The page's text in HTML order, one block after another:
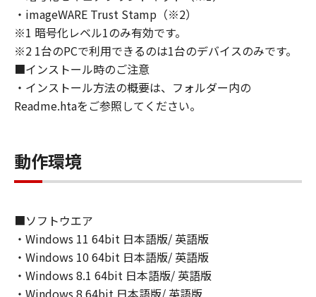
６．サポートおよびアップデート
キヤノン、キヤノンの子会社、関係会社、それ
らの販売代理店および販売店、並びにキヤノン
のライセンサーは、お客様による「本ソフトウ
ェア」の使用を支援すること、および「本ソフ
トウェア」に対してアップデート、バグの修正
７．保証の否認・免責
(1) 「本ソフトウェア」は、『現状のまま』の
状態で使用許諾されます。キヤノン、キヤノン
の関連会社、それらの販売代理店または販売店
のいずれも、「本ソフトウェア」に関して、商
品性および特定の目的への適合性の保証を含
め、いかなる保証も、明示たると黙示たるとを
問わず一切しないものとします。
・imageWARE Trust Stamp（※2）
※1 暗号化レベル1のみ有効です。
※2 1台のPCで利用できるのは1台のデバイスのみです。
■インストール時のご注意
・インストール方法の概要は、フォルダー内の
Readme.htaをご参照してください。
動作環境
■ソフトウエア
・Windows 11 64bit 日本語版/ 英語版
・Windows 10 64bit 日本語版/ 英語版
・Windows 8.1 64bit 日本語版/ 英語版
・Windows 8 64bit 日本語版/ 英語版